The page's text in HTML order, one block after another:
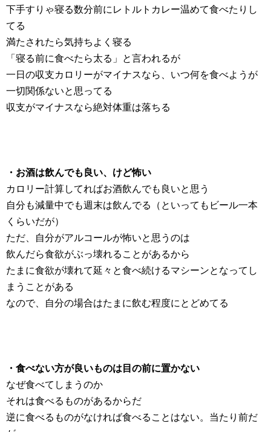
下手すりゃ寝る数分前にレトルトカレー温めて食べたりし
てる
満たされたら気持ちよく寝る
「寝る前に食べたら太る」と言われるが
一日の収支カロリーがマイナスなら、いつ何を食べようが
一切関係ないと思ってる
収支がマイナスなら絶対体重は落ちる
・お酒は飲んでも良い、けど怖い
カロリー計算してればお酒飲んでも良いと思う
自分も減量中でも週末は飲んでる（といってもビール一本
くらいだが）
ただ、自分がアルコールが怖いと思うのは
飲んだら食欲がぶっ壊れることがあるから
たまに食欲が壊れて延々と食べ続けるマシーンとなってし
まうことがある
なので、自分の場合はたまに飲む程度にとどめてる
・食べない方が良いものは目の前に置かない
なぜ食べてしまうのか
それは食べるものがあるからだ
逆に食べるものがなければ食べることはない。当たり前だ